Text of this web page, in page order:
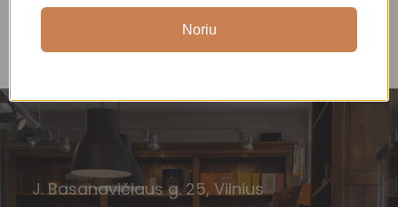
10,00€
J. Basanavičiaus g. 25, Vilnius
Noriu